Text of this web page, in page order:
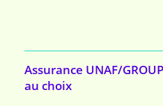
Assurance UNAF/
au choix